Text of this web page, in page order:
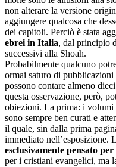
non alterare la versione
aggiungere qualcosa che
dei capitoli. Perciò è stata
ebrei in Italia, dal principio
successivi alla Shoah.
Probabilmente qualcuno
ormai saturo di pubblicazioni
possono contare almeno
questa osservazione, però,
obiezioni. La prima: i
sono sempre ben curati e
il quale, sin dalla prima
immediato nell’esposizione.
esclusivamente pensato
per i cristiani evangelici, ma